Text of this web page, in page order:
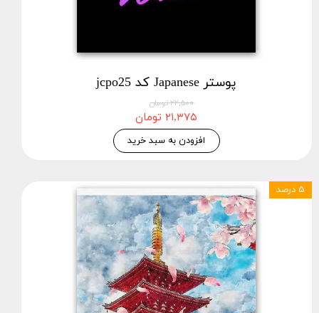
پوستر Japanese کد jcpo25
۲۲,۵۰۰ تومان
۲۱,۳۷۵ تومان
افزودن به سبد خرید
۵ درصد